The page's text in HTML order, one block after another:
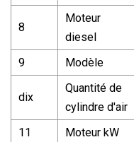
8
Moteur
diesel
9 Modèle
dix
Quantité de
cylindre d'air
11 Moteur kW